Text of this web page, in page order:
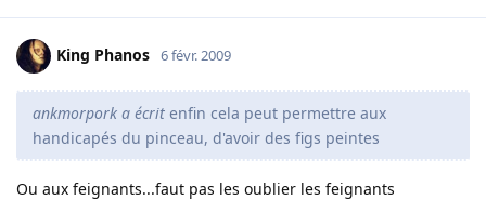
King Phanos 6 févr. 2009
ankmorpork a écrit enfin cela peut permettre aux
handicapés du pinceau, d'avoir des figs peintes
Ou aux feignants...faut pas les oublier les feignants